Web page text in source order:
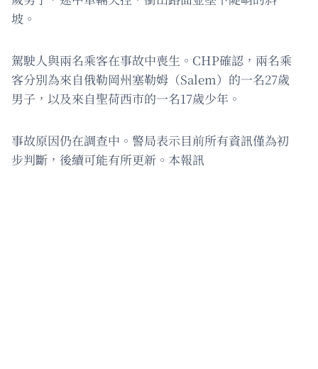
坡。
駕駛人與兩名乘客在事故中喪生。CHP確認，兩名乘
客分別為來自俄勒岡州塞勒姆（Salem）的一名27歲
男子，以及來自聖荷西市的一名17歲少年。
事故原因仍在調查中。警局表示目前所有資訊僅為初
步判斷，後續可能有所更新。本報訊